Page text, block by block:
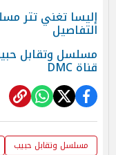
إليسا تغني تتر
التفاصيل
مسلسل وتقابل
قناة DMC
مسلسل وتقابل حبيب